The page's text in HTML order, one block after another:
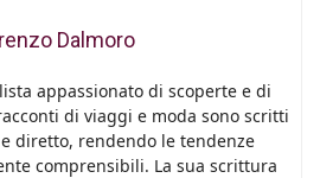
Dalmoro
appassionato di scoperte e di
di viaggi e moda sono scritti
diretto, rendendo le tendenze
comprensibili. La sua scrittura